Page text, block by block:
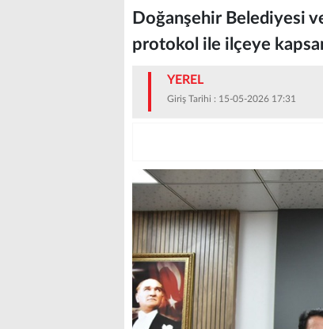
Doğanşehir Belediyesi
protokol ile ilçeye
YEREL
Giriş Tarihi : 15-05-2026 17:31